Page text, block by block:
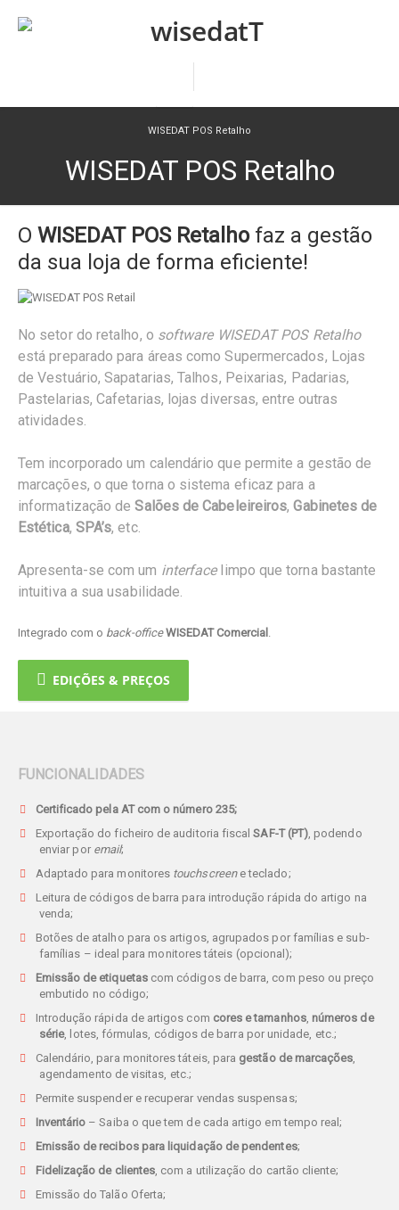
WISEDAT POS Retalho
WISEDAT POS Retalho
O WISEDAT POS Retalhofaz a gestão
da sua loja de forma eficiente!
No setor do retalho, o software WISEDAT POS Retalho
está preparado para áreas como Supermercados, Lojas
de Vestuário, Sapatarias, Talhos, Peixarias, Padarias,
Pastelarias, Cafetarias, lojas diversas, entre outras
atividades.
Tem incorporado um calendário que permite a gestão de
marcações, o que torna o sistema eficaz para a
informatização deSalões de Cabeleireiros,Gabinetes de
Estética, SPA’s, etc.
Apresenta-se com um interfacelimpo que torna bastante
intuitiva a sua usabilidade.
Integrado com o back-office WISEDAT Comercial
EDIÇÕES & PREÇOS
FUNCIONALIDADES
Certificado pela AT com o número 235;
Exportação do ficheiro de auditoria fiscalSAF-T (PT) , podendo
enviar por email;
Adaptado para monitores touchscreene teclado;
Leitura de códigos de barra para introdução rápida do artigo na
venda;
Botões de atalho para os artigos, agrupados por famílias e sub-
famílias – ideal para monitores táteis (opcional);
Emissão de etiquetascom códigos de barra, com peso ou preço
embutido no código;
Introdução rápida de artigos com cores e tamanhos, números de
série, lotes, fórmulas, códigos de barra por unidade, etc.;
Calendário, para monitores táteis, para gestão de marcações
agendamento de visitas, etc.;
Permite suspender e recuperar vendas suspensas;
Inventário – Saiba o que tem de cada artigo em tempo real;
Emissão de recibos para liquidação de pendentes;
Fidelização de clientes , com a utilização do cartão cliente;
Emissão do Talão Oferta;